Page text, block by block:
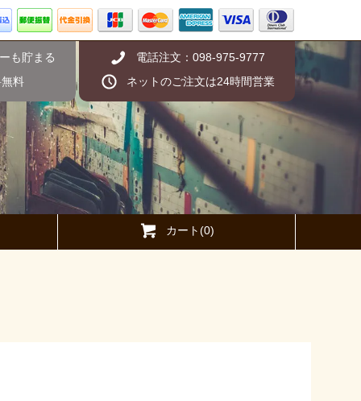
も貯まる
料
電話注文：098-975-9777
ネットのご注文は24時間営業
カート(0)